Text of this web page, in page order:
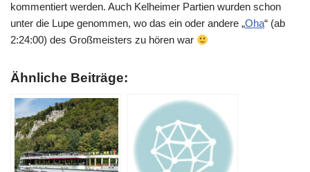
kommentiert werden. Auch Kelheimer Partien wurden schon
unter die Lupe genommen, wo das ein oder andere „Oha“ (ab
2:24:00) des Großmeisters zu hören war
Ähnliche Beiträge: